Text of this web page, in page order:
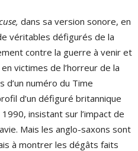
dans sa version sonore, en
véritables défigurés de la
contre la guerre à venir et
victimes de l’horreur de la
d’un numéro du Time
d’un défiguré britannique
insistant sur l’impact de
Mais les anglo-saxons sont
à montrer les dégâts faits